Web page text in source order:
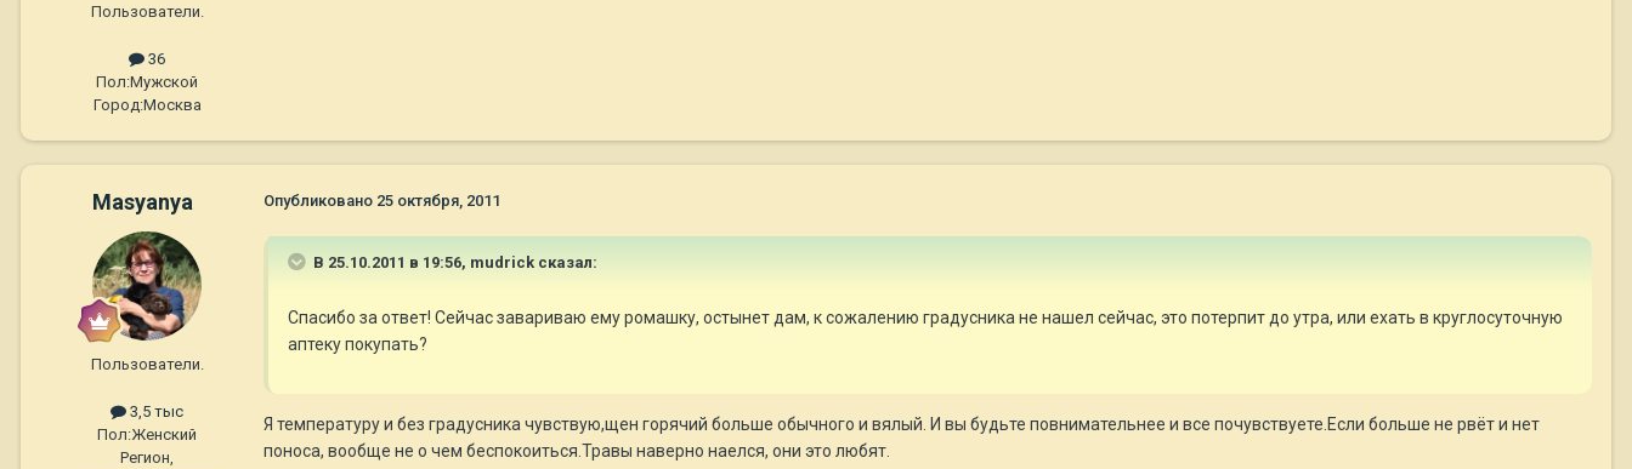
Пользователи.
36
Пол:Мужской
Город:Москва
Masyanya
Пользователи.
3,5 тыс
Пол:Женский
Регион,
Опубликовано 25 октября, 2011
В 25.10.2011 в 19:56, mudrick сказал:
Спасибо за ответ! Сейчас завариваю ему ромашку, остынет дам, к сожалению градусника не нашел сейчас, это потерпит до утра, или ехать в круглосуточную
аптеку покупать?
Я температуру и без градусника чувствую,щен горячий больше обычного и вялый. И вы будьте повнимательнее и все почувствуете.Если больше не рвёт и нет
поноса, вообще не о чем беспокоиться.Травы наверно наелся, они это любят.